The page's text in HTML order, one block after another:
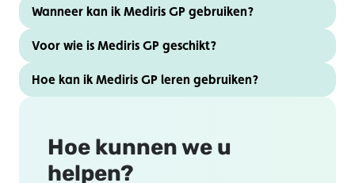
Wanneer kan ik Mediris GP gebruiken?
Voor wie is Mediris GP geschikt?
Hoe kan ik Mediris GP leren gebruiken?
Hoe kunnen we u
helpen?